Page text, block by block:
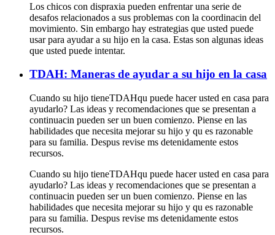
Los chicos con dispraxia pueden enfrentar una serie de
desafos relacionados a sus problemas con la coordinacin del
movimiento. Sin embargo hay estrategias que usted puede
usar para ayudar a su hijo en la casa. Estas son algunas ideas
que usted puede intentar.
TDAH: Maneras de ayudar a su hijo en la casa
Cuando su hijo tieneTDAHqu puede hacer usted en casa para
ayudarlo? Las ideas y recomendaciones que se presentan a
continuacin pueden ser un buen comienzo. Piense en las
habilidades que necesita mejorar su hijo y qu es razonable
para su familia. Despus revise ms detenidamente estos
recursos.
Cuando su hijo tieneTDAHqu puede hacer usted en casa para
ayudarlo? Las ideas y recomendaciones que se presentan a
continuacin pueden ser un buen comienzo. Piense en las
habilidades que necesita mejorar su hijo y qu es razonable
para su familia. Despus revise ms detenidamente estos
recursos.